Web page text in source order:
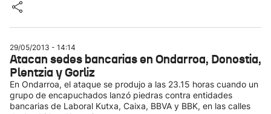
29/05/2013 - 14:14
Atacan sedes bancarias en Ondarroa, Donostia,
Plentzia y Gorliz
En Ondarroa, el ataque se produjo a las 23.15 horas cuando un
grupo de encapuchados lanzó piedras contra entidades
bancarias de Laboral Kutxa, Caixa, BBVA y BBK, en las calles